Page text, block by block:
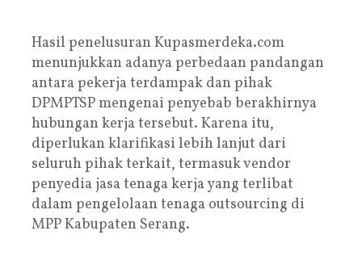
Hasil penelusuran Kupasmerdeka.com
menunjukkan adanya perbedaan pandangan
antara pekerja terdampak dan pihak
DPMPTSP mengenai penyebab berakhirnya
hubungan kerja tersebut. Karena itu,
diperlukan klarifikasi lebih lanjut dari
seluruh pihak terkait, termasuk vendor
penyedia jasa tenaga kerja yang terlibat
dalam pengelolaan tenaga outsourcing di
MPP Kabupaten Serang.